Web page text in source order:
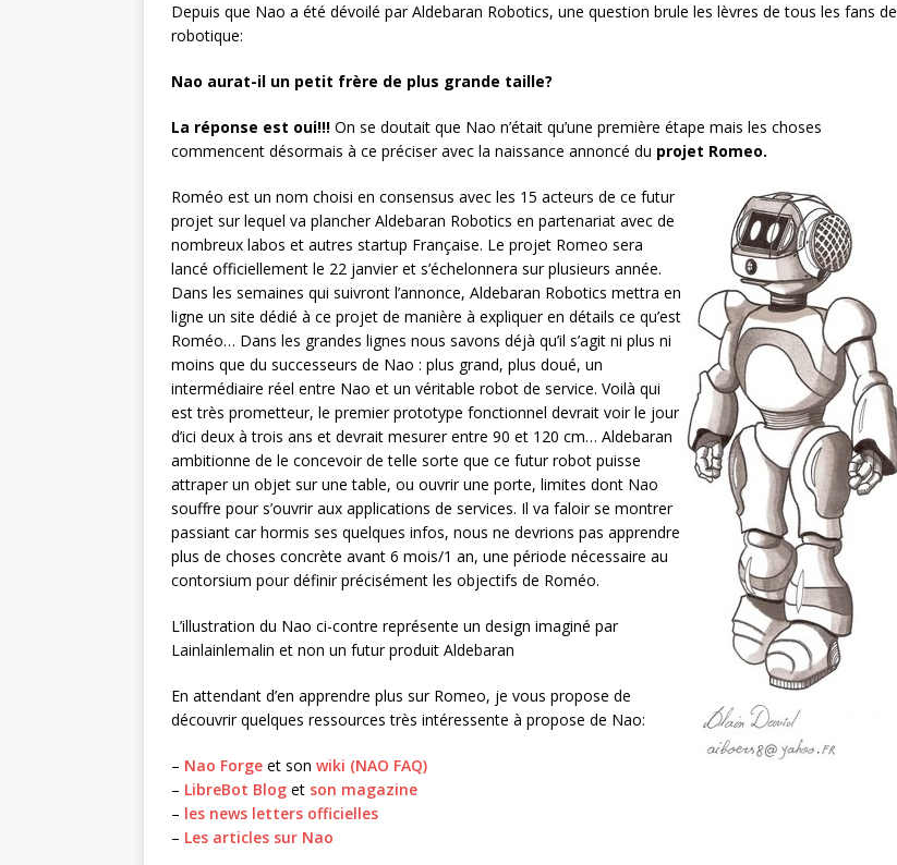
Depuis que Nao a été dévoilé par Aldebaran Robotics, une question brule les lèvres de tous les fans de
robotique:
Nao aurat-il un petit frère de plus grande taille?
La réponse est oui!!! On se doutait que Nao n’était qu’une première étape mais les choses
commencent désormais à ce préciser avec la naissance annoncé du projet Romeo.
Roméo est un nom choisi en consensus avec les 15 acteurs de ce futur
projet sur lequel va plancher Aldebaran Robotics en partenariat avec de
nombreux labos et autres startup Française. Le projet Romeo sera
lancé officiellement le 22 janvier et s’échelonnera sur plusieurs année.
Dans les semaines qui suivront l’annonce, Aldebaran Robotics mettra en
ligne un site dédié à ce projet de manière à expliquer en détails ce qu’est
Roméo… Dans les grandes lignes nous savons déjà qu’il s’agit ni plus ni
moins que du successeurs de Nao : plus grand, plus doué, un
intermédiaire réel entre Nao et un véritable robot de service. Voilà qui
est très prometteur, le premier prototype fonctionnel devrait voir le jour
d’ici deux à trois ans et devrait mesurer entre 90 et 120 cm… Aldebaran
ambitionne de le concevoir de telle sorte que ce futur robot puisse
attraper un objet sur une table, ou ouvrir une porte, limites dont Nao
souffre pour s’ouvrir aux applications de services. Il va faloir se montrer
passiant car hormis ses quelques infos, nous ne devrions pas apprendre
plus de choses concrète avant 6 mois/1 an, une période nécessaire au
contorsium pour définir précisément les objectifs de Roméo.
L’illustration du Nao ci-contre représente un design imaginé par
Lainlainlemalin et non un futur produit Aldebaran
En attendant d’en apprendre plus sur Romeo, je vous propose de
découvrir quelques ressources très intéressente à propose de Nao:
– Nao Forge et son wiki (NAO FAQ)
– LibreBot Blog et son magazine
– les news letters officielles
– Les articles sur Nao